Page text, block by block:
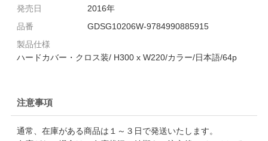
発売日
2016年
品番
GDSG10206W-9784990885915
製品仕様
ハードカバー・クロス装/ H300 x W220/カラー/日本語/64p
注意事項
通常、在庫がある商品は１～３日で発送いたします。